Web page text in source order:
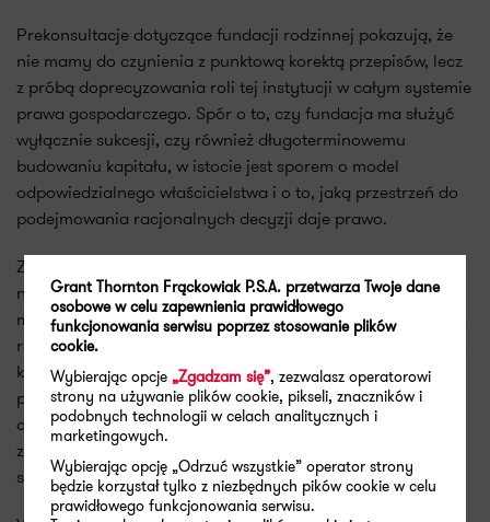
Prekonsultacje dotyczące fundacji rodzinnej pokazują, że
nie mamy do czynienia z punktową korektą przepisów, lecz
z próbą doprecyzowania roli tej instytucji w całym systemie
prawa gospodarczego. Spór o to, czy fundacja ma służyć
wyłącznie sukcesji, czy również długoterminowemu
budowaniu kapitału, w istocie jest sporem o model
odpowiedzialnego właścicielstwa i o to, jaką przestrzeń do
podejmowania racjonalnych decyzji daje prawo.
Z perspektywy przedsiębiorców, zarządów i rad
nadzorczych kluczowe jest jedno: fundacja rodzinna nie
może być projektowana jako rozwiązanie „na dziś” ani jako
reakcja na chwilowe brzmienie przepisów. Jest to struktura,
która ma funkcjonować w zmieniającym się otoczeniu
prawnym, rynkowym i pokoleniowym. Dlatego decyzje
dotyczące jej celu, zakresu działalności i mechanizmów
zarządzania muszą opierać się na stabilnych założeniach
systemowych, a nie na doraźnych interpretacjach.
Grant Thornton Frąckowiak P.S.A. przetwarza Twoje dane
osobowe w celu zapewnienia prawidłowego
funkcjonowania serwisu poprzez stosowanie plików
cookie.
Wybierając opcje„Zgadzam się”, zezwalasz operatorowi
strony na używanie plików cookie, pikseli, znaczników i
podobnych technologii w celach analitycznych i
marketingowych.
Wybierając opcję „Odrzuć wszystkie” operator strony
będzie korzystał tylko z niezbędnych pików cookie w celu
prawidłowego funkcjonowania serwisu.